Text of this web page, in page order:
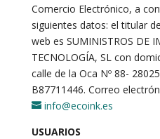
Comercio Electrónico, a
siguientes datos: el titular
web es SUMINISTROS DE
TECNOLOGÍA, SL con
calle de la Oca Nº 88-
B87711446. Correo
info@ecoink.es
USUARIOS